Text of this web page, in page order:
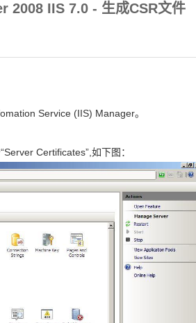
2008 IIS 7.0 - 生成CSR文件
Service (IIS) Manager。
Certificates”,如下图：